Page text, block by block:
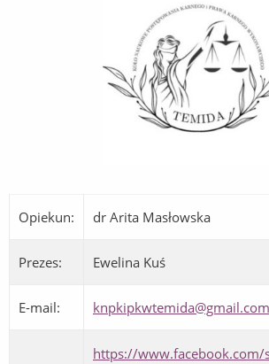
Opiekun: dr Arita Masłowska
Prezes: Ewelina Kuś
E-mail: knpkipkwtemida@gmail.com
https://www.facebook.com/